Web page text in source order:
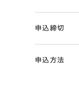
申込締切
申込方法